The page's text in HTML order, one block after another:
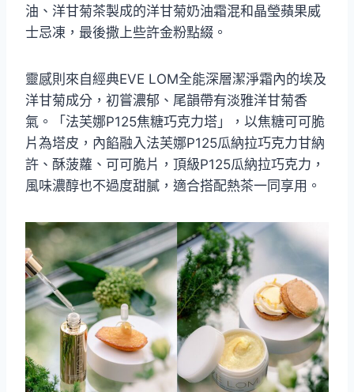
油、洋甘菊茶製成的洋甘菊奶油霜混和晶瑩蘋果威
士忌凍，最後撒上些許金粉點綴。
靈感則來自經典EVE LOM全能深層潔淨霜內的埃及
洋甘菊成分，初嘗濃郁、尾韻帶有淡雅洋甘菊香
氣。「法芙娜P125焦糖巧克力塔」，以焦糖可可脆
片為塔皮，內餡融入法芙娜P125瓜納拉巧克力甘納
許、酥菠蘿、可可脆片，頂級P125瓜納拉巧克力，
風味濃醇也不過度甜膩，適合搭配熱茶一同享用。